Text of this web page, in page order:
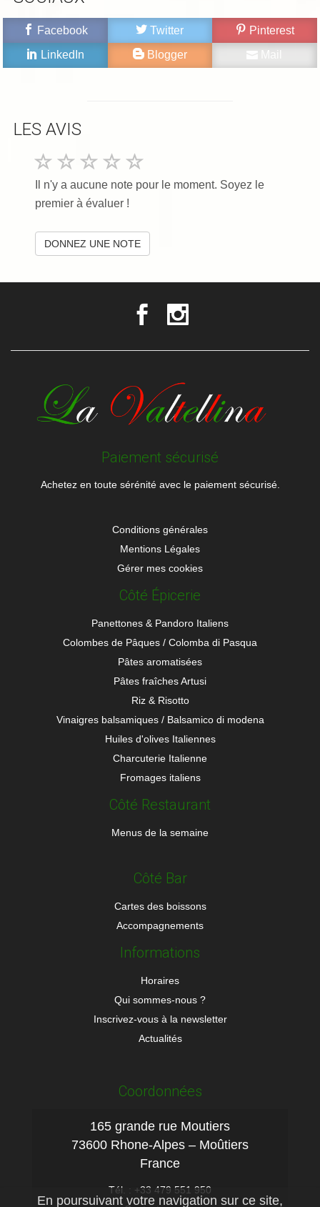
Facebook Twitter Pinterest
LinkedIn Blogger Mail
LES AVIS
Il n'y a aucune note pour le moment. Soyez le
premier à évaluer !
DONNEZ UNE NOTE
Paiement sécurisé
Achetez en toute sérénité avec le paiement sécurisé.
Conditions générales
Mentions Légales
Gérer mes cookies
Côté Épicerie
Panettones & Pandoro Italiens
Colombes de Pâques / Colomba di Pasqua
Pâtes aromatisées
Pâtes fraîches Artusi
Riz & Risotto
Vinaigres balsamiques / Balsamico di modena
Huiles d'olives Italiennes
Charcuterie Italienne
Fromages italiens
Côté Restaurant
Menus de la semaine
Côté Bar
Cartes des boissons
Accompagnements
Informations
Horaires
Qui sommes-nous ?
Inscrivez-vous à la newsletter
Actualités
Coordonnées
165 grande rue Moutiers
73600 Rhone-Alpes – Moûtiers
France
Tél. : +33 479 551 950
En poursuivant votre navigation sur ce site,